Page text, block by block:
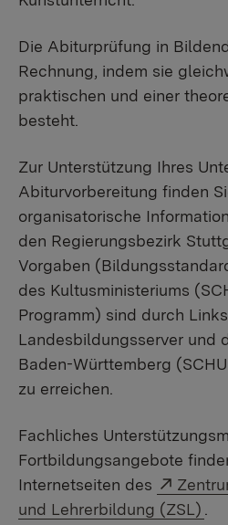
Die Abiturprüfung in
Rechnung, indem sie
praktischen und einer
besteht.
Zur Unterstützung Ihres
Abiturvorbereitung finden
organisatorische
den Regierungsbezirk
Vorgaben
des Kultusministeriums
Programm) sind durch
Landesbildungsserver und
Baden-Württemberg
zu erreichen.
Fachliches
Fortbildungsangebote
Internetseiten des
und Lehrerbildung (ZSL)